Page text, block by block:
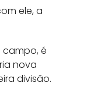
ele, a
campo, é
nova
divisão.